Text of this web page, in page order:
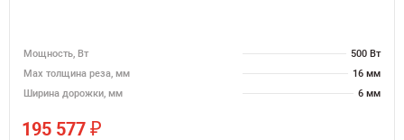
Мощность, Вт
500 Вт
Мах толщина реза, мм
16 мм
Ширина дорожки, мм
6 мм
195 577 ₽